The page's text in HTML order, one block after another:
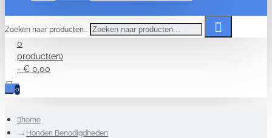
Zoeken naar producten...
0
product(en)
- € 0,00
0
home
Honden Benodigdheden